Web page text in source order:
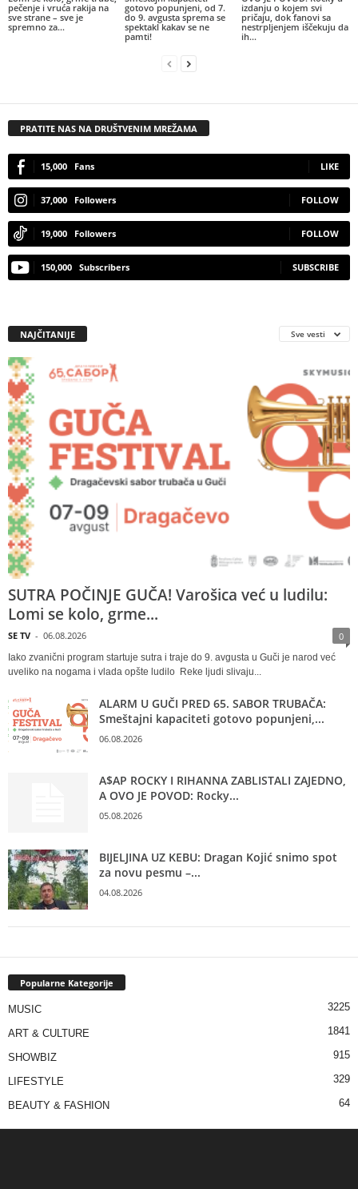
pečenje i vruća rakija na
sve strane – sve je
spremno za...
gotovo popunjeni, od 7.
do 9. avgusta sprema se
spektakl kakav se ne
pamti!
izdanju o kojem svi
pričaju, dok fanovi sa
nestrpljenjem iščekuju da
ih...
PRATITE NAS NA DRUŠTVENIM MREŽAMA
15,000 Fans LIKE
37,000 Followers FOLLOW
19,000 Followers FOLLOW
150,000 Subscribers SUBSCRIBE
NAJČITANIJE Sve vesti
SUTRA POČINJE GUČA! Varošica već u ludilu:
Lomi se kolo, grme...
SE TV - 06.08.2026 0
Iako zvanični program startuje sutra i traje do 9. avgusta u Guči je narod već
uveliko na nogama i vlada opšte ludilo Reke ljudi slivaju...
ALARM U GUČI PRED 65. SABOR TRUBAČA:
Smeštajni kapaciteti gotovo popunjeni,...
06.08.2026
A$AP ROCKY I RIHANNA ZABLISTALI ZAJEDNO,
A OVO JE POVOD: Rocky...
05.08.2026
BIJELJINA UZ KEBU: Dragan Kojić snimo spot
za novu pesmu –...
04.08.2026
Popularne Kategorije
MUSIC 3225
ART & CULTURE 1841
SHOWBIZ 915
LIFESTYLE 329
BEAUTY & FASHION 64